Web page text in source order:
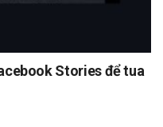
Stories để tua